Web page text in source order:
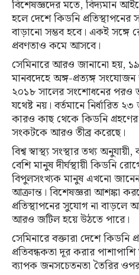
বিশেষজ্ঞদের মতে, বিদ্যমান
হলে দেশে কিডনি প্রতিস্থাপনের
বাড়ানো সম্ভব হবে। একই সঙ্গে
প্রবণতাও কমে আসবে।
সেমিনারে আরও জানানো হয়,
মানবদেহে অঙ্গ-প্রত্যঙ্গ
২০১৮ সালের সংশোধনের পরও
যথেষ্ট নয়। বর্তমানে নির্ধারিত
কারও কাছ থেকে কিডনি
সংকটকে আরও তীব্র করেছে।
বিশ্ব স্বাস্থ্য সংস্থার তথ্য
বেশি মানুষ দীর্ঘস্থায়ী কিডনি
বিপুলসংখ্যক মানুষ এখনো
আক্রান্ত। বিশেষজ্ঞরা আশঙ্কা
প্রতিস্থাপনের সুযোগ না বাড়লে
আরও জটিল হয়ে উঠতে পারে।
সেমিনারে বক্তারা দেশে কিডনি
প্রতিবন্ধকতা দূর করার
ব্যাপক জনসচেতনতা তৈরির